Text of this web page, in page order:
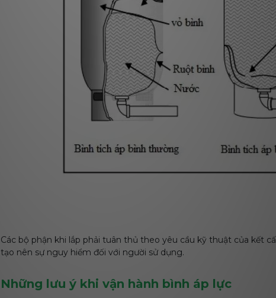
Các bộ phận khi lắp phải tuân thủ theo yêu cầu kỹ thuật của kết
tạo nên sự nguy hiểm đối với người sử dụng.
Những lưu ý khi vận hành bình áp lực